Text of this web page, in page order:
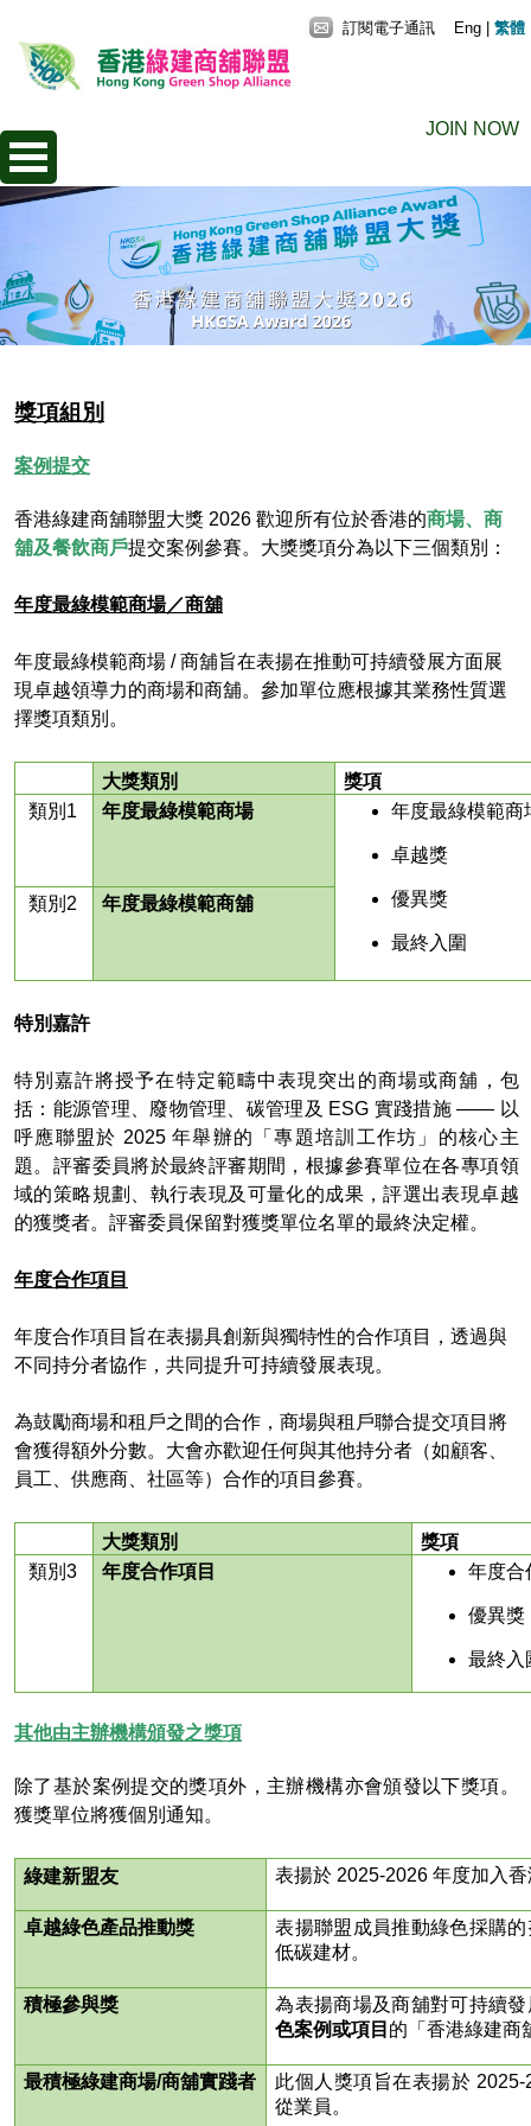
JOIN NOW
訂閱電子通訊 Eng 繁體
獎項組別
案例提交
香港綠建商舖聯盟大獎 2026 歡迎所有位於香港的商場、商
舖及餐飲商戶提交案例參賽。大獎獎項分為以下三個類別：
年度最綠模範商場／商舖
年度最綠模範商場 / 商舖旨在表揚在推動可持續發展方面展
現卓越領導力的商場和商舖。參加單位應根據其業務性質選
擇獎項類別。
大獎類別
獎項
類別1
年度最綠模範商場 年度最綠模範商
卓越獎
優異獎
最終入圍
類別2 年度最綠模範商舖
特別嘉許
特別嘉許將授予在特定範疇中表現突出的商場或商舖，包
括：能源管理、廢物管理、碳管理及 ESG 實踐措施 —— 以
呼應聯盟於 2025 年舉辦的「專題培訓工作坊」的核心主
題。評審委員將於最終評審期間，根據參賽單位在各專項領
域的策略規劃、執行表現及可量化的成果，評選出表現卓越
的獲獎者。評審委員保留對獲獎單位名單的最終決定權。
年度合作項目
年度合作項目旨在表揚具創新與獨特性的合作項目，透過與
不同持分者協作，共同提升可持續發展表現。
為鼓勵商場和租戶之間的合作，商場與租戶聯合提交項目將
會獲得額外分數。大會亦歡迎任何與其他持分者（如顧客、
員工、供應商、社區等）合作的項目參賽。
大獎類別
獎項
類別3
年度合作項目 年度合
優異獎
最終入
其他由主辦機構頒發之獎項
除了基於案例提交的獎項外，主辦機構亦會頒發以下獎項。
獲獎單位將獲個別通知。
綠建新盟友 表揚於 2025-2026 年度加入
卓越綠色產品推動獎
表揚聯盟成員推動綠色採購
低碳建材。
積極參與獎
為表揚商場及商舖對可持續
色案例或項目 的「香港綠建商
最積極綠建商場/商舖實踐者
此個人獎項旨在表揚於
從業員。